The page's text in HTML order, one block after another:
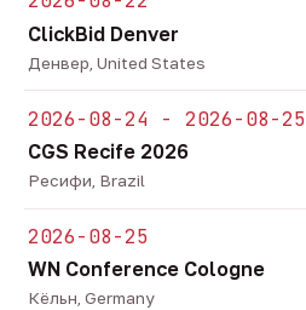
ClickBid Denver
Денвер, United States
2026-08-24 - 2026-08-25
CGS Recife 2026
Ресифи, Brazil
2026-08-25
WN Conference Cologne
Кёльн, Germany